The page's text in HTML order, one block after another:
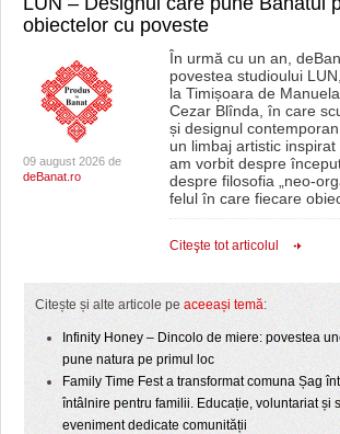
obiectelor cu poveste
09 august 2026 de
deBanat.ro
În urmă cu un an,
povestea studioului
la Timișoara de
Cezar Blînda, în care
și designul
un limbaj artistic
am vorbit despre
despre filosofia „neo-
felul în care fiecare
Citeşte tot articolul
Citește și alte articole pe aceeași temă:
Infinity Honey – Dincolo de miere: povestea
pune natura pe primul loc
Family Time Fest a transformat comuna Șag
întâlnire pentru familii. Educație, voluntariat și
eveniment dedicate comunității